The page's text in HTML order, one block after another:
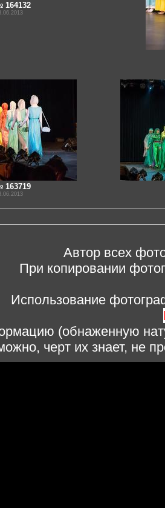
Автор всех
При копировании
Использование
(обнаженную
черт их знает, не